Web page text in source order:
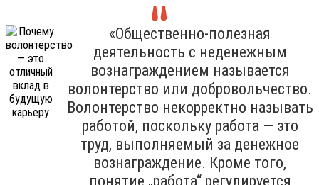
«Общественно-полезная
деятельность с неденежным
вознаграждением называется
волонтерство или добровольчество.
Волонтерство некорректно называть
работой, поскольку работа — это
труд, выполняемый за денежное
вознаграждение. Кроме того,
понятие „работа“ регулируется